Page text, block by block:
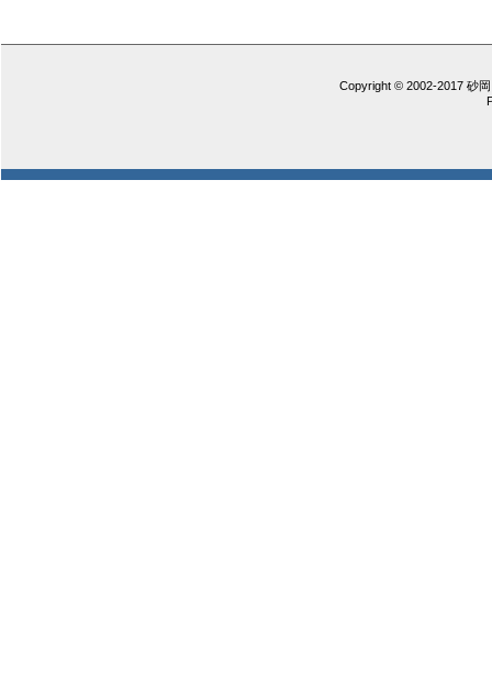
Copyright © 2002-2017 砂